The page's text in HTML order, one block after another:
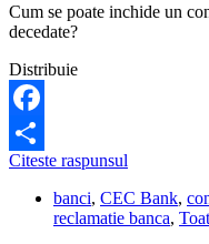
Cum se poate inchide un
decedate?
Distribuie
Facebook
Share
Citeste raspunsul
poate
inchide
banci, CEC Bank,
reclamatie banca,